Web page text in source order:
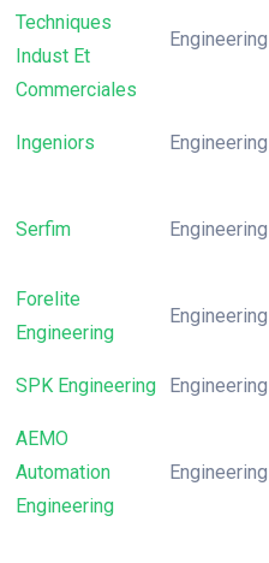
Techniques
Indust Et
Commerciales
Engineering
Ingeniors Engineering
Serfim Engineering
Forelite
Engineering
Engineering
SPK Engineering Engineering
AEMO
Automation
Engineering
Engineering